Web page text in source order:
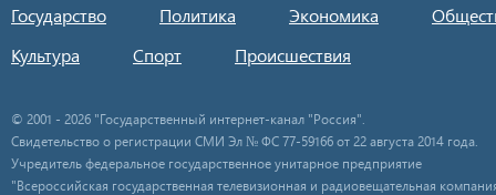
Государство Политика Экономика
Культура
Спорт Происшествия
© 2001 - 2026 "Государственный интернет-канал "Россия".
Свидетельство о регистрации СМИ Эл № ФС 77-59166 от 22 августа 2014 года.
Учредитель федеральное государственное унитарное предприятие
"Всероссийская государственная телевизионная и радиовещательная